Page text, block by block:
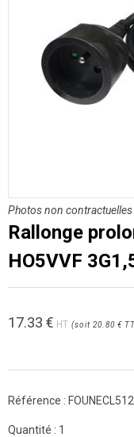
Photos non contractuelles
Rallonge
HO5VVF
17.33 € HT (soit 20.80 €
Référence :
Quantité : 1